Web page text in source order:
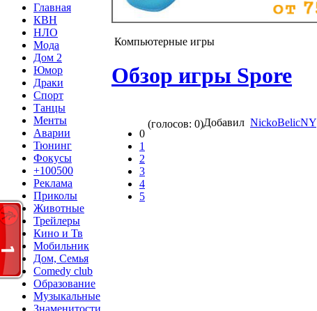
Главная
КВН
НЛО
Мода
Дом 2
Юмор
Драки
Спорт
Танцы
Менты
Аварии
Тюнинг
Фокусы
+100500
Реклама
Приколы
Животные
Трейлеры
Кино и Тв
Мобильник
Дом, Семья
Comedy club
Образование
Музыкальные
Знаменитости
Компьютерные игры
Обзор игры Spore
0
1
2
3
4
5
(голосов: 0)Добавил NickoBelicNY